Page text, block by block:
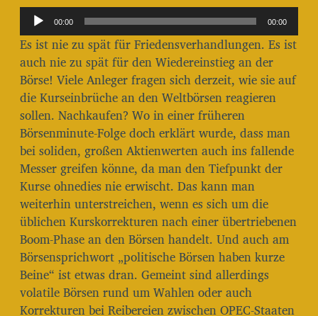
t
a
g
s
d
a
t
u
m
u
d
i
o
-
P
l
a
y
e
r
00:00 00:00
Es ist nie zu spät für Friedensverhandlungen. Es ist
auch nie zu spät für den Wiedereinstieg an der
Börse! Viele Anleger fragen sich derzeit, wie sie auf
die Kurseinbrüche an den Weltbörsen reagieren
sollen. Nachkaufen? Wo in einer früheren
Börsenminute-Folge doch erklärt wurde, dass man
bei soliden, großen Aktienwerten auch ins fallende
Messer greifen könne, da man den Tiefpunkt der
Kurse ohnedies nie erwischt. Das kann man
weiterhin unterstreichen, wenn es sich um die
üblichen Kurskorrekturen nach einer übertriebenen
Boom-Phase an den Börsen handelt. Und auch am
Börsensprichwort „politische Börsen haben kurze
Beine“ ist etwas dran. Gemeint sind allerdings
volatile Börsen rund um Wahlen oder auch
Korrekturen bei Reibereien zwischen OPEC-Staaten